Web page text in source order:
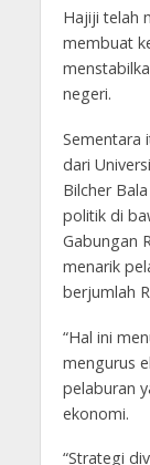
Hajiji telah
membuat
negeri.
Sementara
dari
Bilcher
politik di
Gabungan
menarik
berjumlah
“Hal ini
mengurus
pelaburan
ekonomi.
“Strategi